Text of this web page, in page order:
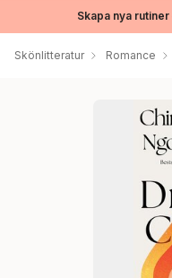
Skapa nya
Skönlitteratur Romance